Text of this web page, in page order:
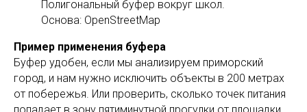
Полигональный буфер вокруг школ.
Основа: OpenStreetMap
Пример применения буфера
Буфер удобен, если мы анализируем приморский
город, и нам нужно исключить объекты в 200 метрах
от побережья. Или проверить, сколько точек питания